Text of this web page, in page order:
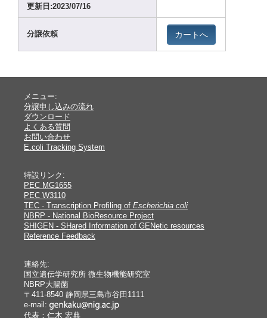
更新日:2023/07/16
分譲依頼 カートへ
メニュー:
分譲申し込みの流れ
ダウンロード
よくある質問
お問い合わせ
E.coli Tracking System
特設リンク:
PEC MG1655
PEC W3110
TEC - Transcription Profiling of Escherichia coli
NBRP - National BioResource Project
SHIGEN - SHared Information of GENetic resources
Reference Feedback
連絡先:
国立遺伝学研究所 微生物機能研究室
NBRP大腸菌
〒411-8540 静岡県三島市谷田1111
e-mail:
代表：仁木 宏典